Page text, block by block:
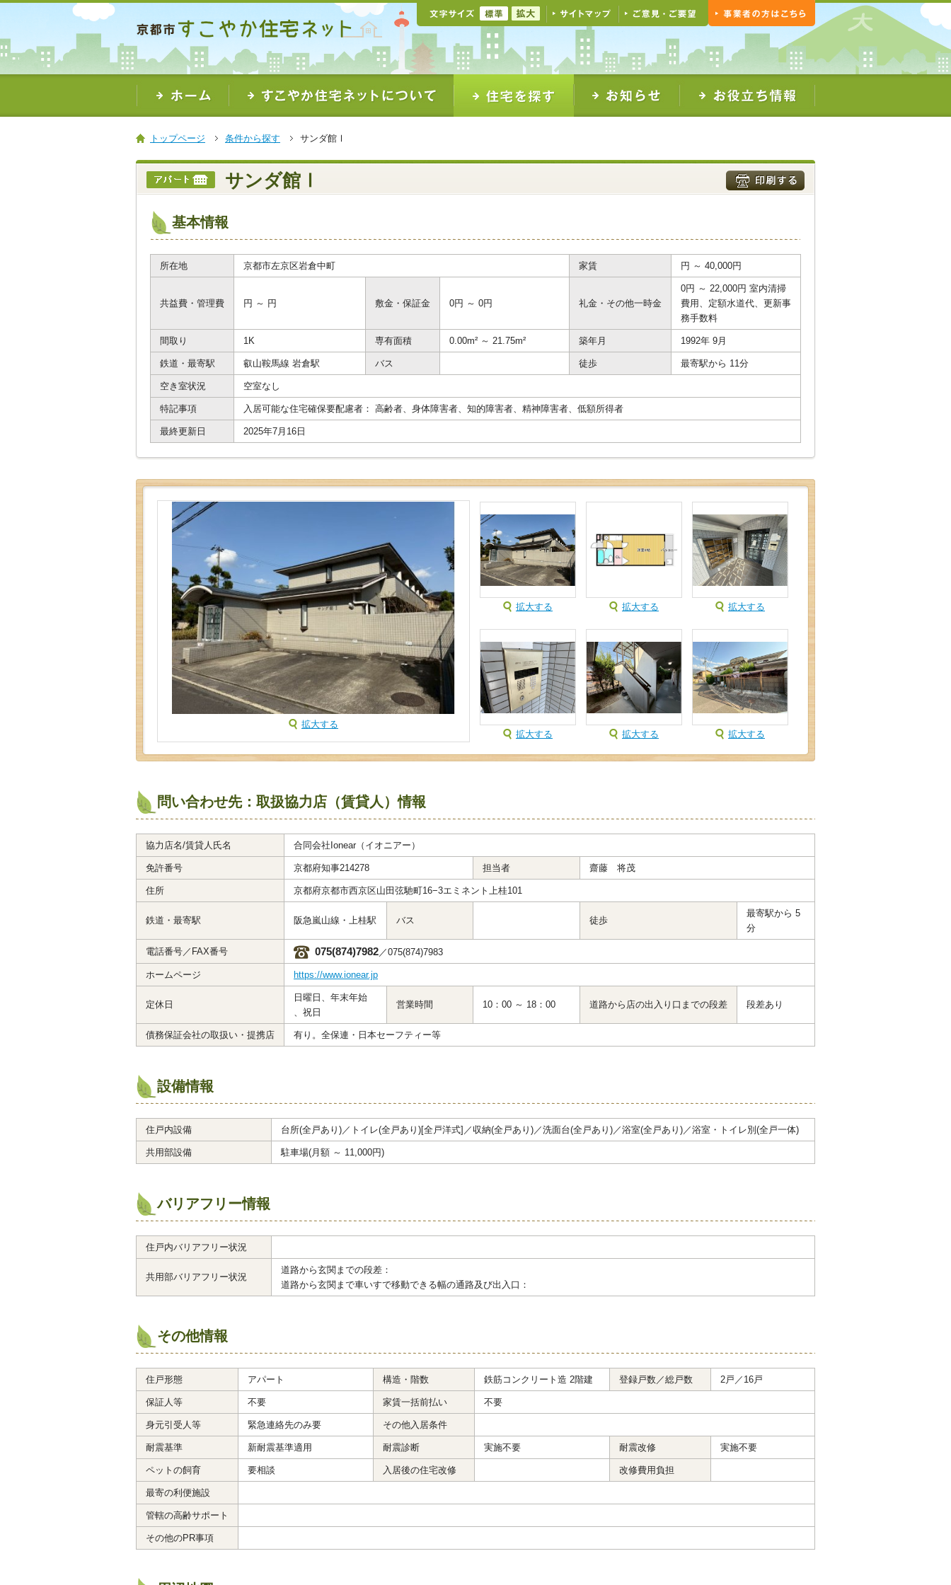
本
ま
で
ッ
トップページ 条件から探す サンダ館Ⅰ
サンダ館Ⅰ
基本情報
所在地 京都市左京区岩倉中町 家賃 円 ～ 40,000円
共益費・管理費 円 ～ 円 敷金・保証金 0円 ～ 0円 礼金・その他一時金
0円 ～ 22,000円 室内清掃
費用、定額水道代、更新事
務手数料
間取り 1K 専有面積 0.00m² ～ 21.75m² 築年月 1992年 9月
鉄道・最寄駅 叡山鞍馬線 岩倉駅 バス 徒歩 最寄駅から 11分
空き室状況 空室なし
特記事項 入居可能な住宅確保要配慮者： 高齢者、身体障害者、知的障害者、精神障害者、低額所得者
最終更新日 2025年7月16日
拡大する
拡大する 拡大する 拡大する
拡大する 拡大する 拡大する
問い合わせ先：取扱協力店（賃貸人）情報
協力店名/賃貸人氏名 合同会社Ionear（イオニアー）
免許番号 京都府知事214278 担当者 齋藤 将茂
住所 京都府京都市西京区山田弦馳町16−3エミネント上桂101
鉄道・最寄駅 阪急嵐山線・上桂駅 バス 徒歩
最寄駅から 5
分
電話番号／FAX番号 075(874)7982／075(874)7983
ホームページ https://www.ionear.jp
定休日
日曜日、年末年始
、祝日
営業時間 10：00 ～ 18：00 道路から店の出入り口までの段差 段差あり
債務保証会社の取扱い・提携店 有り。全保連・日本セーフティー等
設備情報
住戸内設備 台所(全戸あり)／トイレ(全戸あり)[全戸洋式]／収納(全戸あり)／洗面台(全戸あり)／浴室(全戸あり)／浴室・トイレ別(全戸一体)
共用部設備 駐車場(月額 ～ 11,000円)
バリアフリー情報
住戸内バリアフリー状況
共用部バリアフリー状況
道路から玄関までの段差：
道路から玄関まで車いすで移動できる幅の通路及び出入口：
その他情報
住戸形態 アパート 構造・階数 鉄筋コンクリート造 2階建 登録戸数／総戸数 2戸／16戸
保証人等 不要 家賃一括前払い 不要
身元引受人等 緊急連絡先のみ要 その他入居条件
耐震基準 新耐震基準適用 耐震診断 実施不要 耐震改修 実施不要
ペットの飼育 要相談 入居後の住宅改修 改修費用負担
最寄の利便施設
管轄の高齢サポート
その他のPR事項